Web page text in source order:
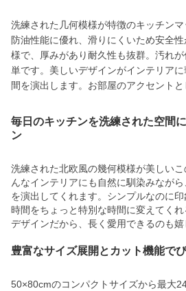
洗練された几何模様が特徴のキッチン
防油性能に優れ、滑りにくいため安全
様で、厚みがあり耐久性も抜群。汚れ
単です。美しいデザインがインテリア
間を演出します。お部屋のアクセントと
毎日のキッチンを洗練された空間
ン
洗練された北欧風の幾何模様が美しい
んなインテリアにも自然に馴染みなが
を演出してくれます。シンプルなのに
時間をちょっと特別な時間に変えてく
デザインだから、長く愛用できるのも嬉
豊富なサイズ展開とカット機能で
50×80cmのコンパクトサイズから最大